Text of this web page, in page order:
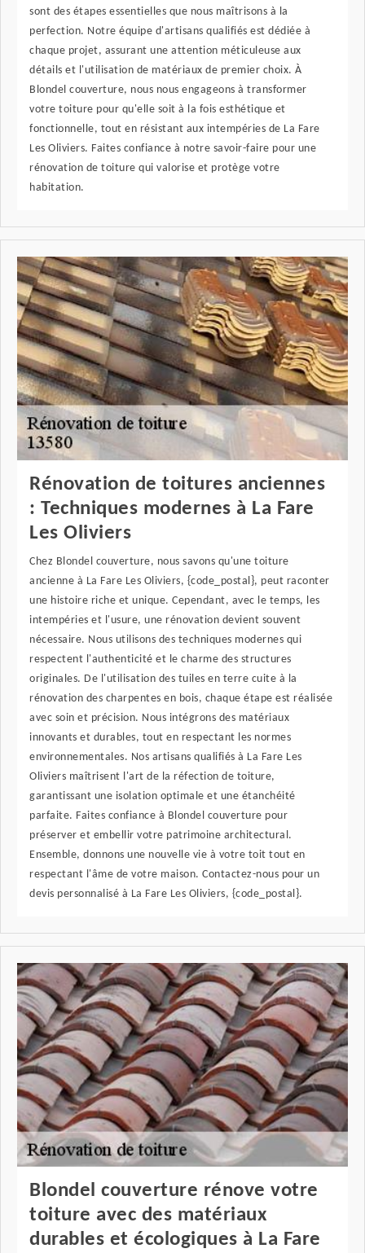
sont des étapes essentielles que nous maîtrisons à la
perfection. Notre équipe d'artisans qualifiés est dédiée à
chaque projet, assurant une attention méticuleuse aux
détails et l'utilisation de matériaux de premier choix. À
Blondel couverture, nous nous engageons à transformer
votre toiture pour qu'elle soit à la fois esthétique et
fonctionnelle, tout en résistant aux intempéries de La Fare
Les Oliviers. Faites confiance à notre savoir-faire pour une
rénovation de toiture qui valorise et protège votre
habitation.
Rénovation de toitures anciennes
: Techniques modernes à La Fare
Les Oliviers
Chez Blondel couverture, nous savons qu'une toiture
ancienne à La Fare Les Oliviers, {code_postal}, peut raconter
une histoire riche et unique. Cependant, avec le temps, les
intempéries et l'usure, une rénovation devient souvent
nécessaire. Nous utilisons des techniques modernes qui
respectent l'authenticité et le charme des structures
originales. De l'utilisation des tuiles en terre cuite à la
rénovation des charpentes en bois, chaque étape est réalisée
avec soin et précision. Nous intégrons des matériaux
innovants et durables, tout en respectant les normes
environnementales. Nos artisans qualifiés à La Fare Les
Oliviers maîtrisent l'art de la réfection de toiture,
garantissant une isolation optimale et une étanchéité
parfaite. Faites confiance à Blondel couverture pour
préserver et embellir votre patrimoine architectural.
Ensemble, donnons une nouvelle vie à votre toit tout en
respectant l'âme de votre maison. Contactez-nous pour un
devis personnalisé à La Fare Les Oliviers, {code_postal}.
Blondel couverture rénove votre
toiture avec des matériaux
durables et écologiques à La Fare